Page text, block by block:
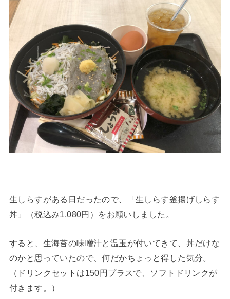
生しらすがある日だったので、「生しらす釜揚げしらす
丼」（税込み1,080円）をお願いしました。
すると、生海苔の味噌汁と温玉が付いてきて、丼だけな
のかと思っていたので、何だかちょっと得した気分。
（ドリンクセットは150円プラスで、ソフトドリンクが
付きます。）